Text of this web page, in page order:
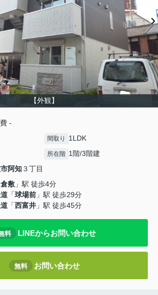
【外観】
-
間取り 1LDK
所在階 1階/3階建
阿知３丁目
倉敷 」駅 徒歩4分
「球場前 」駅 徒歩29分
「西富井 」駅 徒歩45分
料 LINEからお問い合わせ
無料 お問い合わせ